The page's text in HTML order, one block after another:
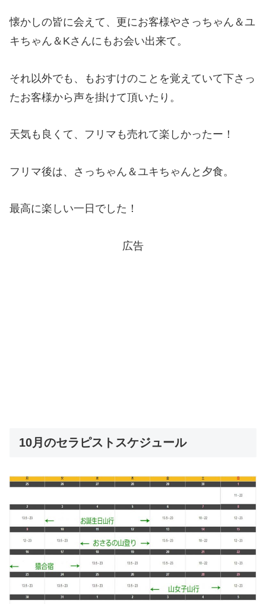
懐かしの皆に会えて、更にお客様やさっちゃん＆ユ
キちゃん＆Kさんにもお会い出来て。
それ以外でも、もおすけのことを覚えていて下さっ
たお客様から声を掛けて頂いたり。
天気も良くて、フリマも売れて楽しかったー！
フリマ後は、さっちゃん＆ユキちゃんと夕食。
最高に楽しい一日でした！
広告
10月のセラピストスケジュール